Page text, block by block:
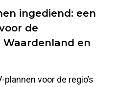
ingediend: een
de
en
plannen voor de regio’s